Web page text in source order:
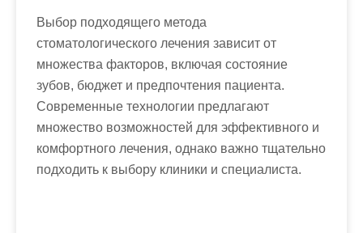
Выбор подходящего метода
стоматологического лечения зависит от
множества факторов, включая состояние
зубов, бюджет и предпочтения пациента.
Современные технологии предлагают
множество возможностей для эффективного и
комфортного лечения, однако важно тщательно
подходить к выбору клиники и специалиста.